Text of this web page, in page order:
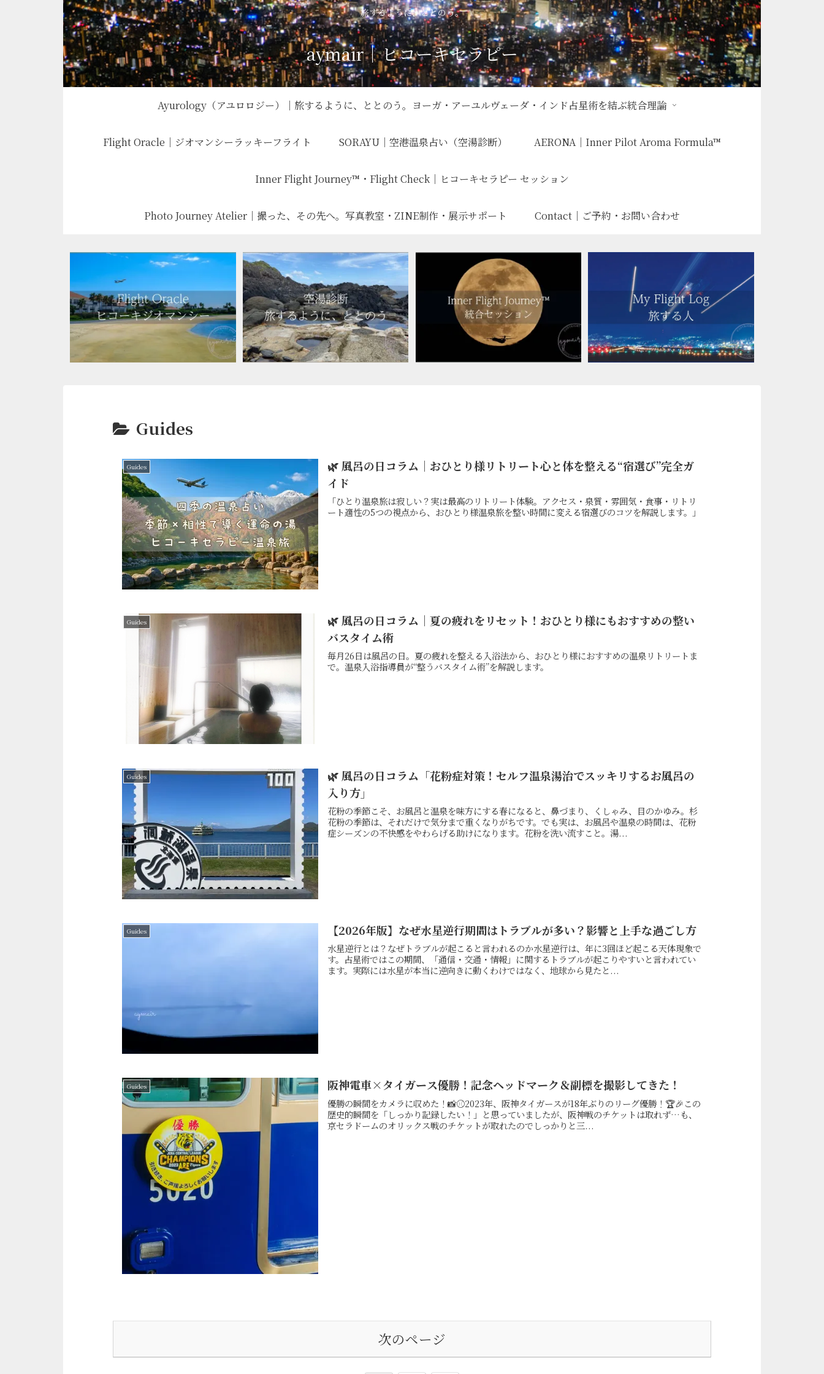
旅するように、ととのう。
aymair｜ヒコーキセラピー
Ayurology（アユロロジー）｜旅するように、ととのう。ヨーガ・アーユルヴェーダ・インド占星術を結ぶ統合理論
Flight Oracle｜ジオマンシーラッキーフライト SORAYU｜空港温泉占い（空湯診断） AERONA｜Inner Pilot Aroma Formula™
Inner Flight Journey™・Flight Check｜ヒコーキセラピー セッション
Photo Journey Atelier｜撮った、その先へ。写真教室・ZINE制作・展示サポート Contact｜ご予約・お問い合わせ
Guides
Guides
🌿 風呂の日コラム｜おひとり様リトリート心と体を整える“宿選び”完全ガ
イド
「ひとり温泉旅は寂しい？実は最高のリトリート体験。アクセス・泉質・雰囲気・食事・リトリ
ート適性の5つの視点から、おひとり様温泉旅を整い時間に変える宿選びのコツを解説します。」
Guides
🌿 風呂の日コラム｜夏の疲れをリセット！おひとり様にもおすすめの整い
バスタイム術
毎月26日は風呂の日。夏の疲れを整える入浴法から、おひとり様におすすめの温泉リトリートま
で。温泉入浴指導員が“整うバスタイム術”を解説します。
Guides
🌿 風呂の日コラム「花粉症対策！セルフ温泉湯治でスッキリするお風呂の
入り方」
花粉の季節こそ、お風呂と温泉を味方にする春になると、鼻づまり、くしゃみ、目のかゆみ。杉
花粉の季節は、それだけで気分まで重くなりがちです。でも実は、お風呂や温泉の時間は、花粉
症シーズンの不快感をやわらげる助けになります。花粉を洗い流すこと。湯...
Guides 【2026年版】なぜ水星逆行期間はトラブルが多い？影響と上手な過ごし方
水星逆行とは？なぜトラブルが起こると言われるのか水星逆行は、年に3回ほど起こる天体現象で
す。占星術ではこの期間、「通信・交通・情報」に関するトラブルが起こりやすいと言われてい
ます。実際には水星が本当に逆向きに動くわけではなく、地球から見たと...
Guides 阪神電車×タイガース優勝！記念ヘッドマーク＆副標を撮影してきた！
優勝の瞬間をカメラに収めた！📸⚾️2023年、阪神タイガースが18年ぶりのリーグ優勝！🏆🎉この
歴史的瞬間を「しっかり記録したい！」と思っていましたが、阪神戦のチケットは取れず…も、
京セラドームのオリックス戦のチケットが取れたのでしっかりと三...
次のページ